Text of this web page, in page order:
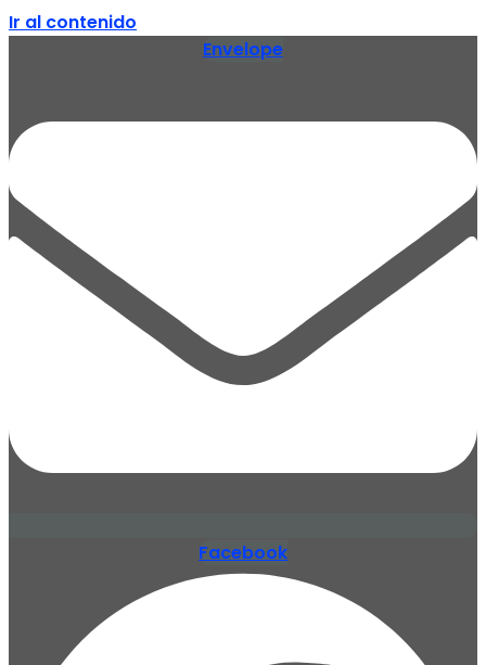
Ir al contenido
Envelope
Facebook